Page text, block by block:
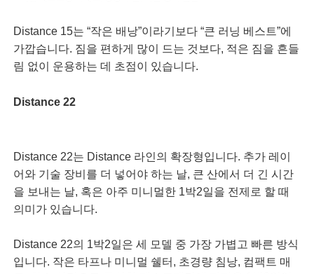
Distance 15는 “작은 배낭”이라기보다 “큰 러닝 베스트”에
가깝습니다. 짐을 편하게 많이 드는 것보다, 적은 짐을 흔들
림 없이 운용하는 데 초점이 있습니다.
Distance 22
Distance 22는 Distance 라인의 확장형입니다. 추가 레이
어와 기술 장비를 더 넣어야 하는 날, 큰 산에서 더 긴 시간
을 보내는 날, 혹은 아주 미니멀한 1박2일을 전제로 할 때
의미가 있습니다.
Distance 22의 1박2일은 세 모델 중 가장 가볍고 빠른 방식
입니다. 작은 타프나 미니멀 쉘터, 초경량 침낭, 컴팩트 매